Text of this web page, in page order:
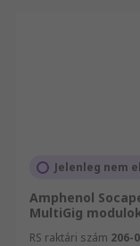
Jelenleg nem
Amphenol
MultiGig
RS raktári szám 206-